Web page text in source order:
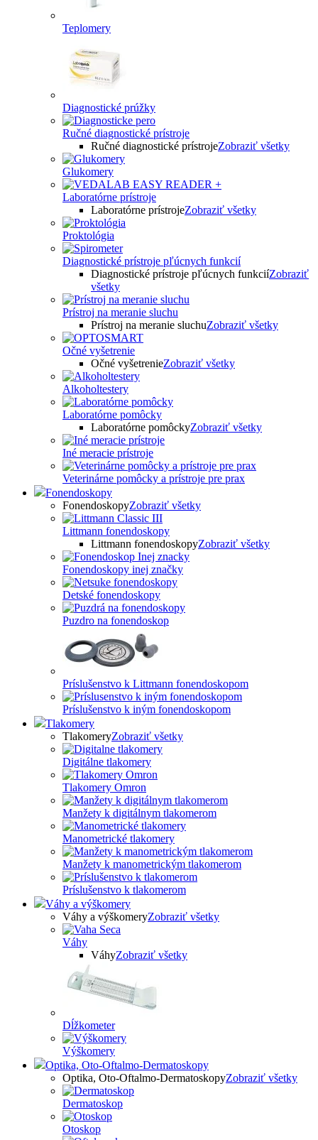
Teplomery
Diagnostické prúžky
Ručné diagnostické prístroje
Ručné diagnostické prístrojeZobraziť všetky
Glukomery
Laboratórne prístroje
Laboratórne prístrojeZobraziť všetky
Proktológia
Diagnostické prístroje pľúcnych funkcií
Diagnostické prístroje pľúcnych funkciíZobraziť
všetky
Prístroj na meranie sluchu
Prístroj na meranie sluchuZobraziť všetky
Očné vyšetrenie
Očné vyšetrenieZobraziť všetky
Alkoholtestery
Laboratórne pomôcky
Laboratórne pomôckyZobraziť všetky
Iné meracie prístroje
Veterinárne pomôcky a prístroje pre prax
Fonendoskopy
FonendoskopyZobraziť všetky
Littmann fonendoskopy
Littmann fonendoskopyZobraziť všetky
Fonendoskopy inej značky
Detské fonendoskopy
Puzdro na fonendoskop
Príslušenstvo k Littmann fonendoskopom
Príslušenstvo k iným fonendoskopom
Tlakomery
TlakomeryZobraziť všetky
Digitálne tlakomery
Tlakomery Omron
Manžety k digitálnym tlakomerom
Manometrické tlakomery
Manžety k manometrickým tlakomerom
Príslušenstvo k tlakomerom
Váhy a výškomery
Váhy a výškomeryZobraziť všetky
Váhy
VáhyZobraziť všetky
Dĺžkometer
Výškomery
Optika, Oto-Oftalmo-Dermatoskopy
Optika, Oto-Oftalmo-DermatoskopyZobraziť všetky
Dermatoskop
Otoskop